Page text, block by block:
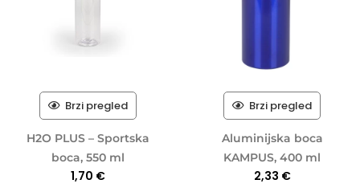
Brzi pregled
H2O PLUS – Sportska
boca, 550 ml
1,70 €
Brzi pregled
Aluminijska boca
KAMPUS, 400 ml
2,33 €